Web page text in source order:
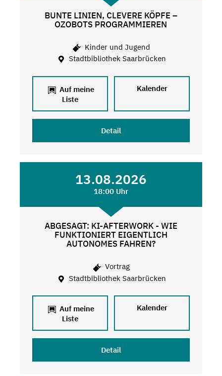
BUNTE LINIEN, CLEVERE KÖPFE –
OZOBOTS PROGRAMMIEREN
Kinder und Jugend
Stadtbibliothek Saarbrücken
Auf meine
Liste
Kalender
Detail
13.08.2026
18:00 Uhr
ABGESAGT: KI-AFTERWORK - WIE
FUNKTIONIERT EIGENTLICH
AUTONOMES FAHREN?
Vortrag
Stadtbibliothek Saarbrücken
Auf meine
Liste
Kalender
Detail